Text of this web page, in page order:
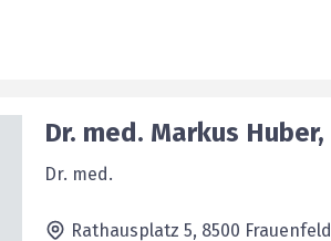
Dr. med. Markus Huber,
Dr. med.
Rathausplatz 5, 8500 Frauenfeld